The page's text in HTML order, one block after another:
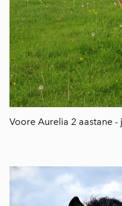
Voore Aurelia 2 aastane -